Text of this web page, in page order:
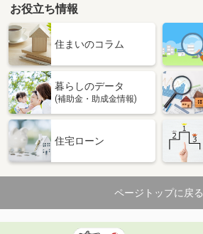
お役立ち情報
住まいのコラム
暮らしのデータ
(補助金・助成金情報)
住宅ローン
ページトップに戻る